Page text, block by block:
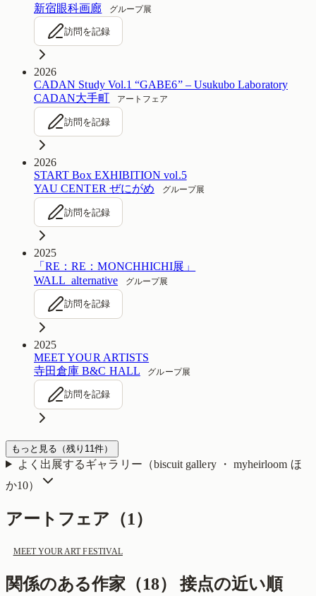
新宿眼科画廊
グループ展
訪問を記録
2026
CADAN Study Vol.1 “GABE6” – Usukubo Laboratory
CADAN大手町
アートフェア
訪問を記録
2026
START Box EXHIBITION vol.5
YAU CENTER ぜにがめ
グループ展
訪問を記録
2025
「RE：RE：MONCHHICHI展」
WALL_alternative
グループ展
訪問を記録
2025
MEET YOUR ARTISTS
寺田倉庫 B&C HALL
グループ展
訪問を記録
もっと見る （残り 11件）
よく出展するギャラリー（biscuit gallery ・ myheirloom ほ
か10）
アートフェア（1）
MEET YOUR ART FESTIVAL
関係のある作家（18） 接点の近い順